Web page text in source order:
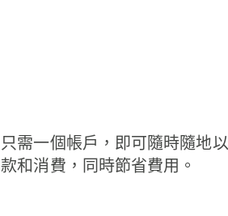
只需一個帳戶，即可隨時隨地
款和消費，同時節省費用。